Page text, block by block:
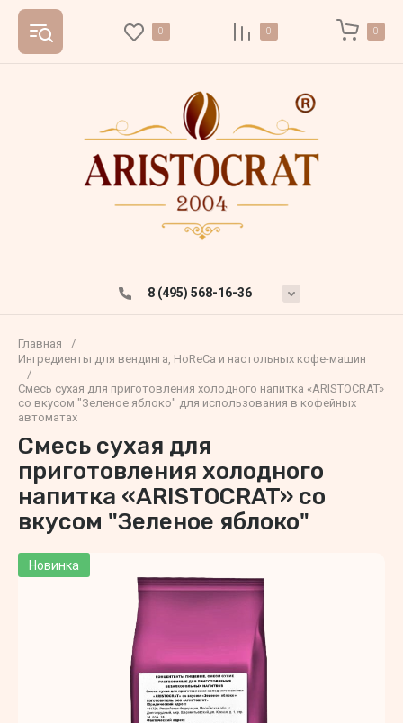
0 0 0
8 (495) 568-16-36
Главная
/
Ингредиенты для вендинга, HoReCa и настольных кофе-машин
/
Смесь сухая для приготовления холодного напитка «ARISTOCRAT»
со вкусом "Зеленое яблоко" для использования в кофейных
автоматах
Смесь сухая для
приготовления холодного
напитка «ARISTOCRAT» со
вкусом "Зеленое яблоко"
Новинка